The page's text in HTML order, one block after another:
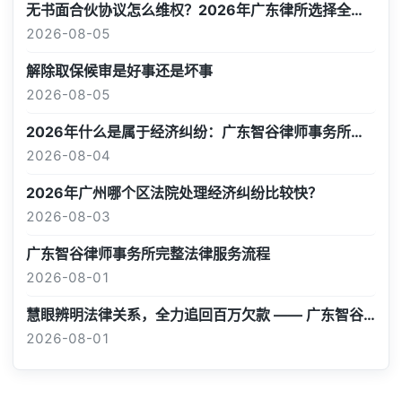
无书面合伙协议怎么维权？2026年广东律所选择全指南
2026-08-05
解除取保候审是好事还是坏事
2026-08-05
2026年什么是属于经济纠纷：广东智谷律师事务所深度解析
2026-08-04
2026年广州哪个区法院处理经济纠纷比较快？
2026-08-03
广东智谷律师事务所完整法律服务流程
2026-08-01
慧眼辨明法律关系，全力追回百万欠款 —— 广东智谷律师事务所成功处置 “名为投资、实为借贷” 经济纠纷案
2026-08-01